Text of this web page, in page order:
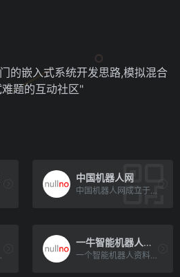
的嵌入式系统开发思路,模拟混合
题的互动社区"
中国机器人网
中国机器人网成立于2008年，是中国最早的机器人门户网站。隶属于中国机电一体化技术应用协会，是中国机器人领域网[…]
一牛智能机器人论坛
一个智能机器人资料非常全面的论坛